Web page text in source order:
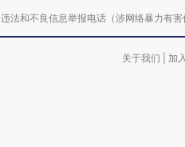
违法和不良信息举报电话（涉网络暴力
关于我们 加